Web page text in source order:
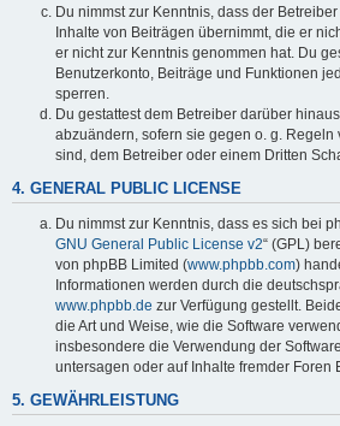
Du nimmst zur Kenntnis, dass der
Inhalte von Beiträgen übernimmt, die er
er nicht zur Kenntnis genommen hat. Du
Benutzerkonto, Beiträge und Funktionen
sperren.
Du gestattest dem Betreiber darüber
abzuändern, sofern sie gegen o. g.
sind, dem Betreiber oder einem Dritten
4. GENERAL PUBLIC LICENSE
Du nimmst zur Kenntnis, dass es sich bei
GNU General Public License v2“ (GPL)
von phpBB Limited (www.phpbb.com)
Informationen werden durch die
www.phpbb.de zur Verfügung gestellt.
die Art und Weise, wie die Software
insbesondere die Verwendung der
untersagen oder auf Inhalte fremder Foren
5. GEWÄHRLEISTUNG